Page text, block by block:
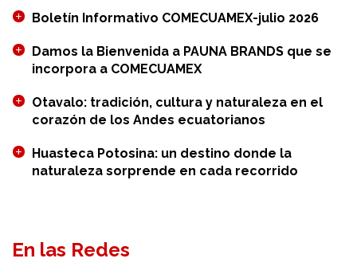
Boletín Informativo COMECUAMEX-julio 2026
Damos la Bienvenida a PAUNA BRANDS que se
incorpora a COMECUAMEX
Otavalo: tradición, cultura y naturaleza en el
corazón de los Andes ecuatorianos
Huasteca Potosina: un destino donde la
naturaleza sorprende en cada recorrido
En las Redes